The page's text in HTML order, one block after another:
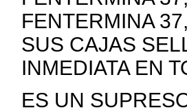
FENTERMINA
SUS CAJAS
INMEDIATA EN
ES UN